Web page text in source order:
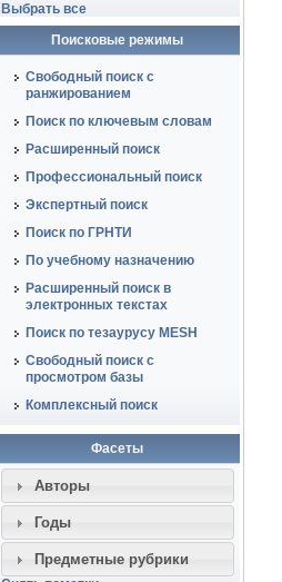
Выбрать все
Поисковые режимы
Свободный поиск с
ранжированием
Поиск по ключевым словам
Расширенный поиск
Профессиональный поиск
Экспертный поиск
Поиск по ГРНТИ
По учебному назначению
Расширенный поиск в
электронных текстах
Поиск по тезаурусу MESH
Свободный поиск с
просмотром базы
Комплексный поиск
Фасеты
Авторы
Годы
Предметные рубрики